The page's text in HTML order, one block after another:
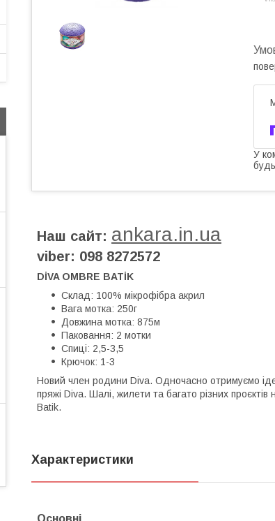
У
Наш сайт: ankara.in.ua
viber: 098 8272572
DİVA OMBRE BATİK
Склад: 100% мікрофібра акрил
Вага мотка: 250г
Довжина мотка: 875м
Паковання: 2 мотки
Спиці: 2,5-3,5
Крючок: 1-3
Новий член родини Diva. Одночасно отримуємо
пряжі Diva. Шалі, жилети та багато різних
Batik.
Характеристики
Основні